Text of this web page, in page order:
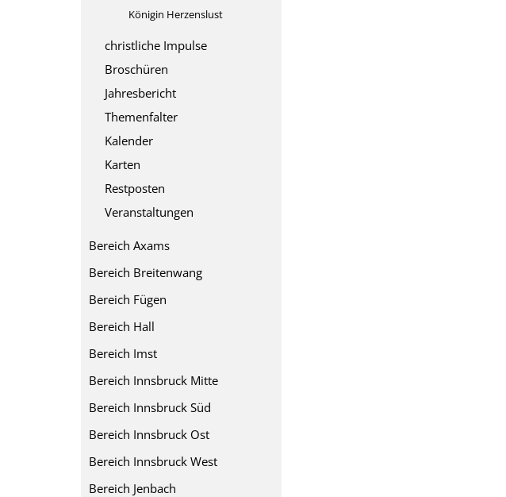
Königin Herzenslust
christliche Impulse
Broschüren
Jahresbericht
Themenfalter
Kalender
Karten
Restposten
Veranstaltungen
Bereich Axams
Bereich Breitenwang
Bereich Fügen
Bereich Hall
Bereich Imst
Bereich Innsbruck Mitte
Bereich Innsbruck Süd
Bereich Innsbruck Ost
Bereich Innsbruck West
Bereich Jenbach